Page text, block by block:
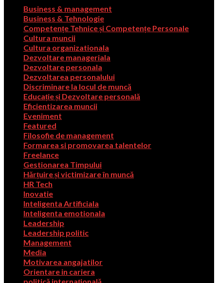
Business & management
Business & Tehnologie
Competențe Tehnice și Competențe Personale
Cultura muncii
Cultura organizationala
Dezvoltare manageriala
Dezvoltare personala
Dezvoltarea personalului
Discriminare la locul de muncă
Educație și Dezvoltare personală
Eficientizarea muncii
Eveniment
Featured
Filosofie de management
Formarea si promovarea talentelor
Freelance
Gestionarea Timpului
Hărțuire și victimizare în muncă
HR Tech
Inovatie
Inteligenta Artificiala
Inteligenta emotionala
Leadership
Leadership politic
Management
Media
Motivarea angajatilor
Orientare in cariera